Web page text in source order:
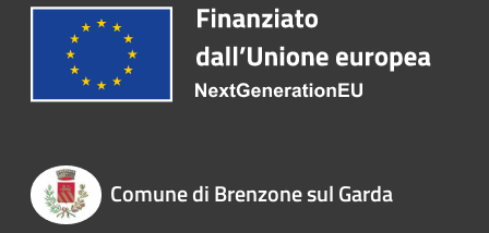
Comune di Brenzone sul Garda